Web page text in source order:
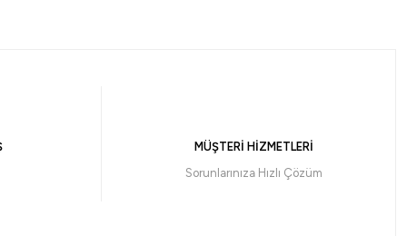
MÜŞTERİ HİZMETLERİ
Sorunlarınıza Hızlı Çözüm